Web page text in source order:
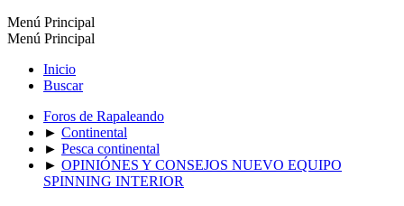
Menú Principal
Menú Principal
Inicio
Buscar
Foros de Rapaleando
► Continental
► Pesca continental
► OPINIÓNES Y CONSEJOS NUEVO EQUIPO
SPINNING INTERIOR